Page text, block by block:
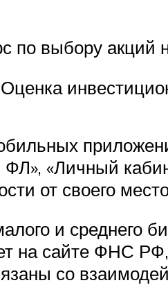
по выбору
ФЛ», «Личный
от своего
и среднего
на сайте ФНС
со